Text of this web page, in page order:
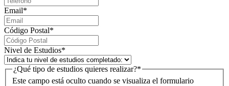
Email*
Código Postal*
Nivel de Estudios*
Este campo está oculto cuando se visualiza el formulario
¿Qué tipo de estudios quieres realizar?*